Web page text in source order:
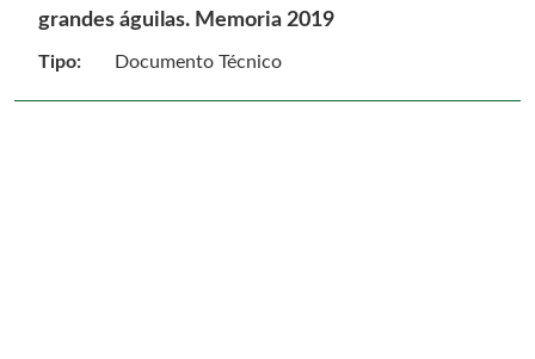
grandes águilas. Memoria 2019
Tipo: Documento Técnico